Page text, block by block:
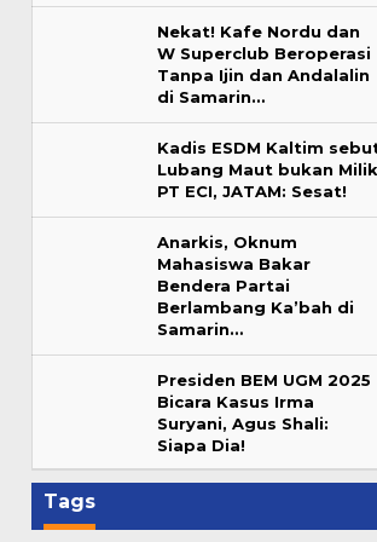
Nekat! Kafe Nordu dan
W Superclub Beroperasi
Tanpa Ijin dan Andalalin
di Samarin…
Kadis ESDM Kaltim
Lubang Maut bukan Milik
PT ECI, JATAM: Sesat!
Anarkis, Oknum
Mahasiswa Bakar
Bendera Partai
Berlambang Ka’bah di
Samarin…
Presiden BEM UGM 2025
Bicara Kasus Irma
Suryani, Agus Shali:
Siapa Dia!
Tags